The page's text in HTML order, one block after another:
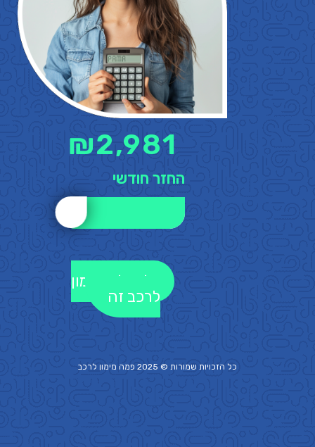
2,981
₪
החזר חודשי
לקבלת מימון
לרכב זה
כל הזכויות שמורות © 2025 פמה מימון לרכב